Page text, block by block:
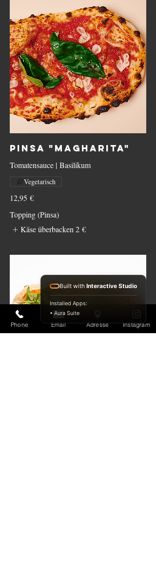
PINSA "MAGHARITA"
Tomatensauce | Basilikum
12,95 €
Vegetarisch
Topping (Pinsa)
Käse überbacken 2 €
Phone Email Adresse Instagram
Built with Interactive Studio
Installed Apps:
• Aura Suite